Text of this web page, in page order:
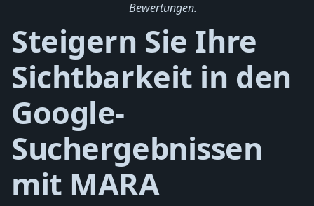
Bewertungen.
Steigern Sie Ihre
Sichtbarkeit in den
Google-
Suchergebnissen
mit MARA